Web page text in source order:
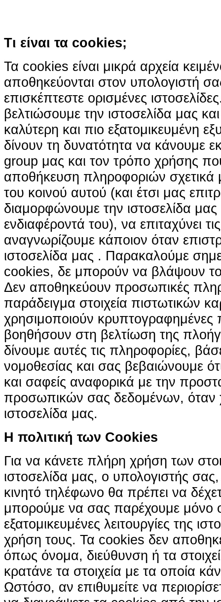
Τι είναι τα cookies;
Τα cookies είναι μικρά αρχεία
αποθηκεύονται στον υπολογιστή
επισκέπτεστε ορισμένες
βελτιώσουμε την ιστοσελίδα μας
καλύτερη και πιο εξατομικευμένη
δίνουν τη δυνατότητα να κάνουμε
group μας και τον τρόπο χρήσης
αποθήκευση πληροφοριών σχετικά
του κοινού αυτού (και έτσι μας
διαμορφώνουμε την ιστοσελίδα
ενδιαφέροντά του), να επιταχύνει
αναγνωρίζουμε κάποιον όταν
ιστοσελίδα μας . Παρακαλούμε
cookies, δε μπορούν να βλάψουν
Δεν αποθηκεύουν προσωπικές
παράδειγμα στοιχεία πιστωτικών
χρησιμοποιούν κρυπτογραφημένες
βοηθήσουν στη βελτίωση της
δίνουμε αυτές τις πληροφορίες,
νομοθεσίας και σας βεβαιώνουμε ότι
και σαφείς αναφορικά με την
προσωπικών σας δεδομένων, όταν
ιστοσελίδα μας.
H πολιτική των Cookies
Για να κάνετε πλήρη χρήση των
ιστοσελίδα μας, ο υπολογιστής
κινητό τηλέφωνο θα πρέπει να
μπορούμε να σας παρέχουμε μόνο
εξατομικευμένες λειτουργίες της
χρήση τους. Τα cookies δεν
όπως όνομα, διεύθυνση ή τα
κρατάνε τα στοιχεία με τα οποία
Ωστόσο, αν επιθυμείτε να